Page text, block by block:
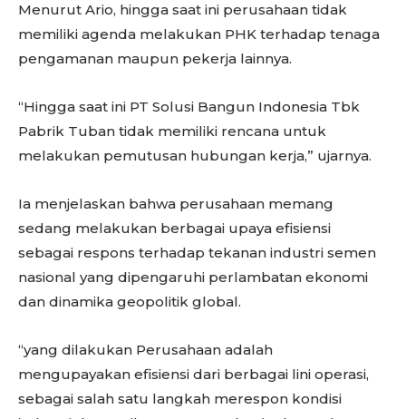
Menurut Ario, hingga saat ini perusahaan tidak
memiliki agenda melakukan PHK terhadap tenaga
pengamanan maupun pekerja lainnya.
“Hingga saat ini PT Solusi Bangun Indonesia Tbk
Pabrik Tuban tidak memiliki rencana untuk
melakukan pemutusan hubungan kerja,” ujarnya.
Ia menjelaskan bahwa perusahaan memang
sedang melakukan berbagai upaya efisiensi
sebagai respons terhadap tekanan industri semen
nasional yang dipengaruhi perlambatan ekonomi
dan dinamika geopolitik global.
“yang dilakukan Perusahaan adalah
mengupayakan efisiensi dari berbagai lini operasi,
sebagai salah satu langkah merespon kondisi